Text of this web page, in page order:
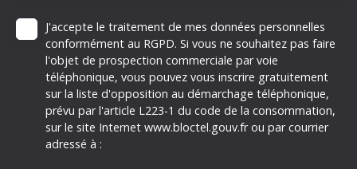
J'accepte le traitement de mes données personnelles
conformément au RGPD. Si vous ne souhaitez pas faire
l'objet de prospection commerciale par voie
téléphonique, vous pouvez vous inscrire gratuitement
sur la liste d'opposition au démarchage téléphonique,
prévu par l'article L223-1 du code de la consommation,
sur le site Internet www.bloctel.gouv.fr ou par courrier
adressé à :